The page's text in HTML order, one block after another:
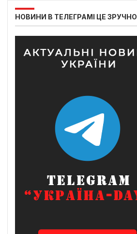
НОВИНИ В ТЕЛЕГРАМІ ЦЕ ЗРУЧНО